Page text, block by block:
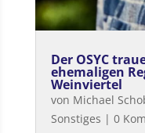
Der OSYC
ehemaligen
Weinviertel
von Michael
Sonstiges | 0